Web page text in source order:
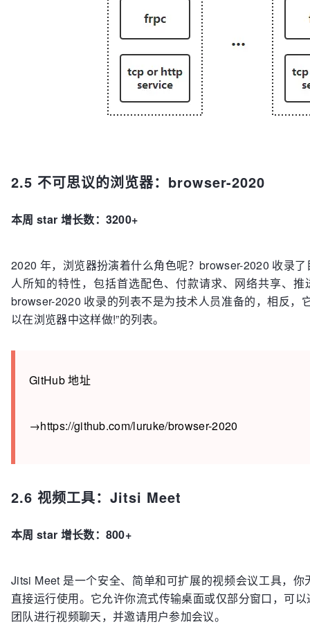
2.5 不可思议的浏览器：browser-2020
本周 star 增长数：3200+
2020 年，浏览器扮演着什么角色呢？browser-2020 收录
人所知的特性，包括首选配色、付款请求、网络共享、
browser-2020 收录的列表不是为技术人员准备的，相反，
以在浏览器中这样做!”的列表。
GitHub 地址
→https://github.com/luruke/browser-2020
2.6 视频工具：Jitsi Meet
本周 star 增长数：800+
Jitsi Meet 是一个安全、简单和可扩展的视频会议工具，
直接运行使用。它允许你流式传输桌面或仅部分窗口，可
团队进行视频聊天，并邀请用户参加会议。